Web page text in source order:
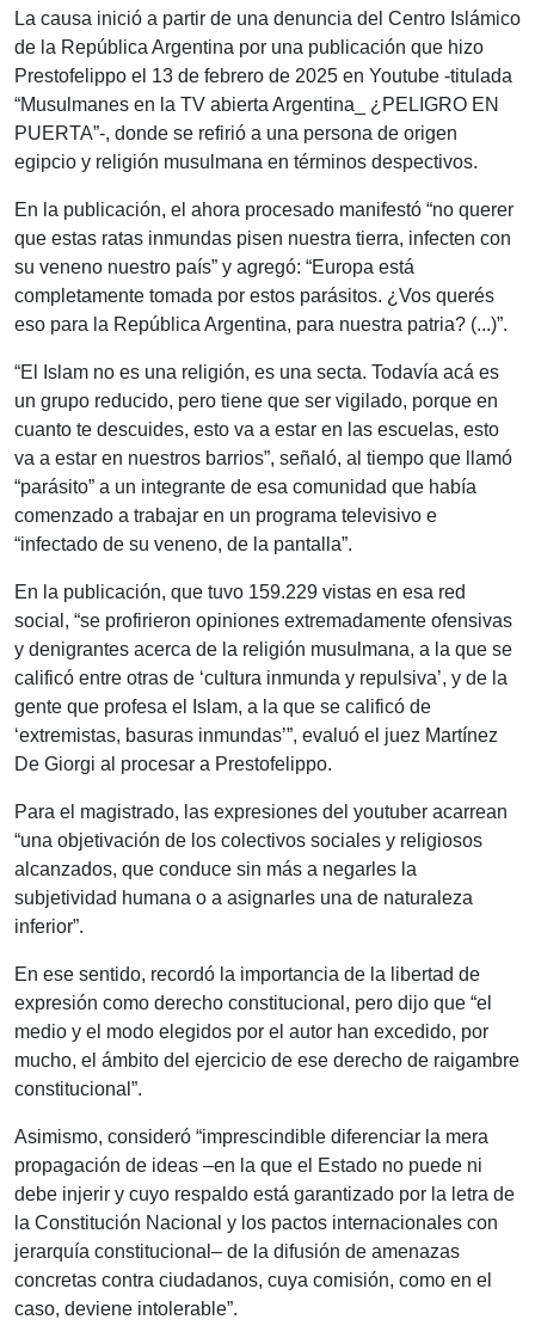
La causa inició a partir de una denuncia del Centro Islámico
de la República Argentina por una publicación que hizo
Prestofelippo el 13 de febrero de 2025 en Youtube -titulada
“Musulmanes en la TV abierta Argentina_ ¿PELIGRO EN
PUERTA”-, donde se refirió a una persona de origen
egipcio y religión musulmana en términos despectivos.
En la publicación, el ahora procesado manifestó “no querer
que estas ratas inmundas pisen nuestra tierra, infecten con
su veneno nuestro país” y agregó: “Europa está
completamente tomada por estos parásitos. ¿Vos querés
eso para la República Argentina, para nuestra patria? (...)”.
“El Islam no es una religión, es una secta. Todavía acá es
un grupo reducido, pero tiene que ser vigilado, porque en
cuanto te descuides, esto va a estar en las escuelas, esto
va a estar en nuestros barrios”, señaló, al tiempo que llamó
“parásito” a un integrante de esa comunidad que había
comenzado a trabajar en un programa televisivo e
“infectado de su veneno, de la pantalla”.
En la publicación, que tuvo 159.229 vistas en esa red
social, “se profirieron opiniones extremadamente ofensivas
y denigrantes acerca de la religión musulmana, a la que se
calificó entre otras de ‘cultura inmunda y repulsiva’, y de la
gente que profesa el Islam, a la que se calificó de
‘extremistas, basuras inmundas’”, evaluó el juez Martínez
De Giorgi al procesar a Prestofelippo.
Para el magistrado, las expresiones del youtuber acarrean
“una objetivación de los colectivos sociales y religiosos
alcanzados, que conduce sin más a negarles la
subjetividad humana o a asignarles una de naturaleza
inferior”.
En ese sentido, recordó la importancia de la libertad de
expresión como derecho constitucional, pero dijo que “el
medio y el modo elegidos por el autor han excedido, por
mucho, el ámbito del ejercicio de ese derecho de raigambre
constitucional”.
Asimismo, consideró “imprescindible diferenciar la mera
propagación de ideas –en la que el Estado no puede ni
debe injerir y cuyo respaldo está garantizado por la letra de
la Constitución Nacional y los pactos internacionales con
jerarquía constitucional– de la difusión de amenazas
concretas contra ciudadanos, cuya comisión, como en el
caso, deviene intolerable”.